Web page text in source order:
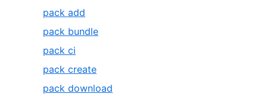
pack add
pack bundle
pack ci
pack create
pack download